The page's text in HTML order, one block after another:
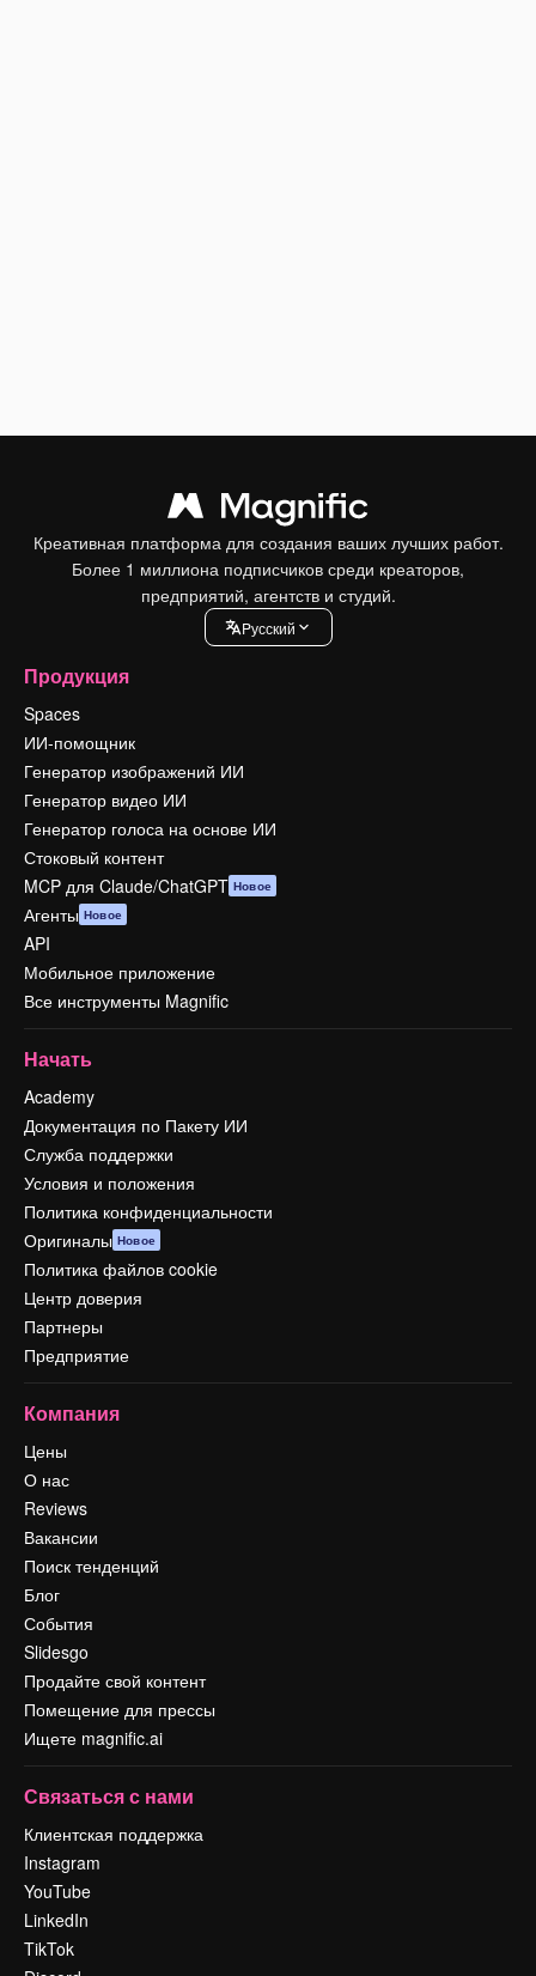
Креативная платформа для создания ваших лучших работ.
Более 1 миллиона подписчиков среди креаторов,
предприятий, агентств и студий.
Pусский
Продукция
Spaces
ИИ-помощник
Генератор изображений ИИ
Генератор видео ИИ
Генератор голоса на основе ИИ
Стоковый контент
MCP для Claude/ChatGPT Новое
Агенты Новое
API
Мобильное приложение
Все инструменты Magnific
Начать
Academy
Документация по Пакету ИИ
Служба поддержки
Условия и положения
Политика конфиденциальности
Оригиналы Новое
Политика файлов cookie
Центр доверия
Партнеры
Предприятие
Компания
Цены
О нас
Reviews
Вакансии
Поиск тенденций
Блог
События
Slidesgo
Продайте свой контент
Помещение для прессы
Ищете magnific.ai
Связаться с нами
Клиентская поддержка
Instagram
YouTube
LinkedIn
TikTok